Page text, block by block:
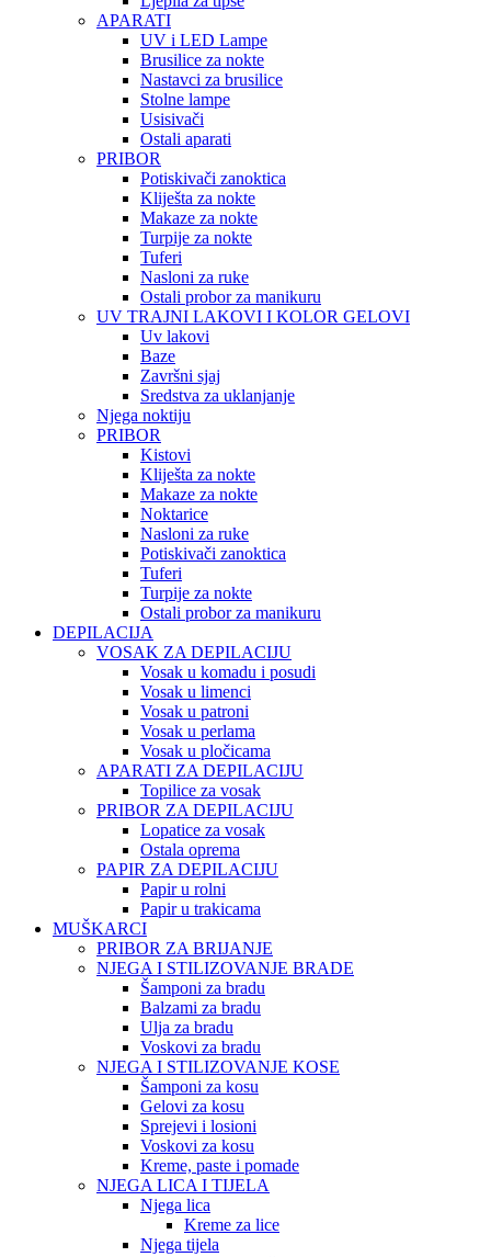
APARATI
UV i LED Lampe
Brusilice za nokte
Nastavci za brusilice
Stolne lampe
Usisivači
Ostali aparati
PRIBOR
Potiskivači zanoktica
Kliješta za nokte
Makaze za nokte
Turpije za nokte
Tuferi
Nasloni za ruke
Ostali probor za manikuru
UV TRAJNI LAKOVI I KOLOR GELOVI
Uv lakovi
Baze
Završni sjaj
Sredstva za uklanjanje
Njega noktiju
PRIBOR
Kistovi
Kliješta za nokte
Makaze za nokte
Noktarice
Nasloni za ruke
Potiskivači zanoktica
Tuferi
Turpije za nokte
Ostali probor za manikuru
DEPILACIJA
VOSAK ZA DEPILACIJU
Vosak u komadu i posudi
Vosak u limenci
Vosak u patroni
Vosak u perlama
Vosak u pločicama
APARATI ZA DEPILACIJU
Topilice za vosak
PRIBOR ZA DEPILACIJU
Lopatice za vosak
Ostala oprema
PAPIR ZA DEPILACIJU
Papir u rolni
Papir u trakicama
MUŠKARCI
PRIBOR ZA BRIJANJE
NJEGA I STILIZOVANJE BRADE
Šamponi za bradu
Balzami za bradu
Ulja za bradu
Voskovi za bradu
NJEGA I STILIZOVANJE KOSE
Šamponi za kosu
Gelovi za kosu
Sprejevi i losioni
Voskovi za kosu
Kreme, paste i pomade
NJEGA LICA I TIJELA
Njega lica
Kreme za lice
Njega tijela